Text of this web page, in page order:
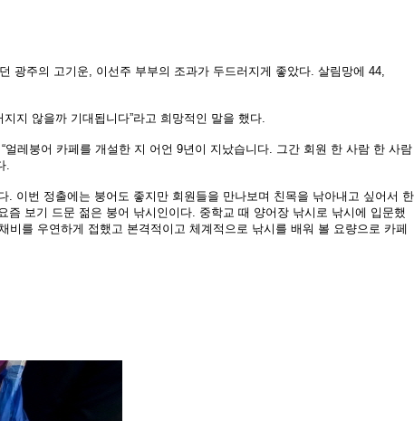
던 광주의 고기운, 이선주 부부의 조과가 두드러지게 좋았다. 살림망에 44,
지지 않을까 기대됩니다”라고 희망적인 말을 했다.
얼레붕어 카페를 개설한 지 어언 9년이 지났습니다. 그간 회원 한 사람 한 사람
.
. 이번 정출에는 붕어 도 좋지만 회원들을 만나보며 친목을 낚아내고 싶어서 한
즘 보기 드문 젊은 붕어 낚시인이다. 중학교 때 양어장 낚시로 낚시에 입문했
비를 우연하게 접했고 본격적이고 체계적으로 낚시를 배워 볼 요량으로 카페